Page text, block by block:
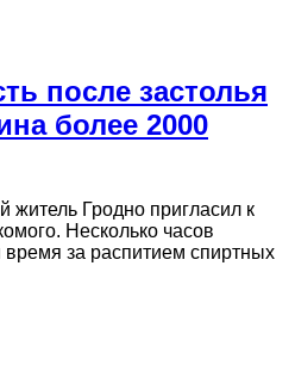
после застолья
более 2000
житель Гродно пригласил к
Несколько часов
за распитием спиртных